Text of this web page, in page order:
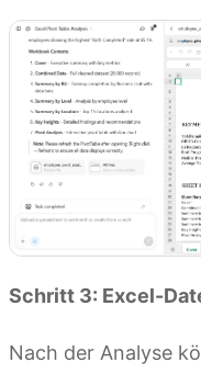
Schritt 3: Excel-
Nach der Analyse